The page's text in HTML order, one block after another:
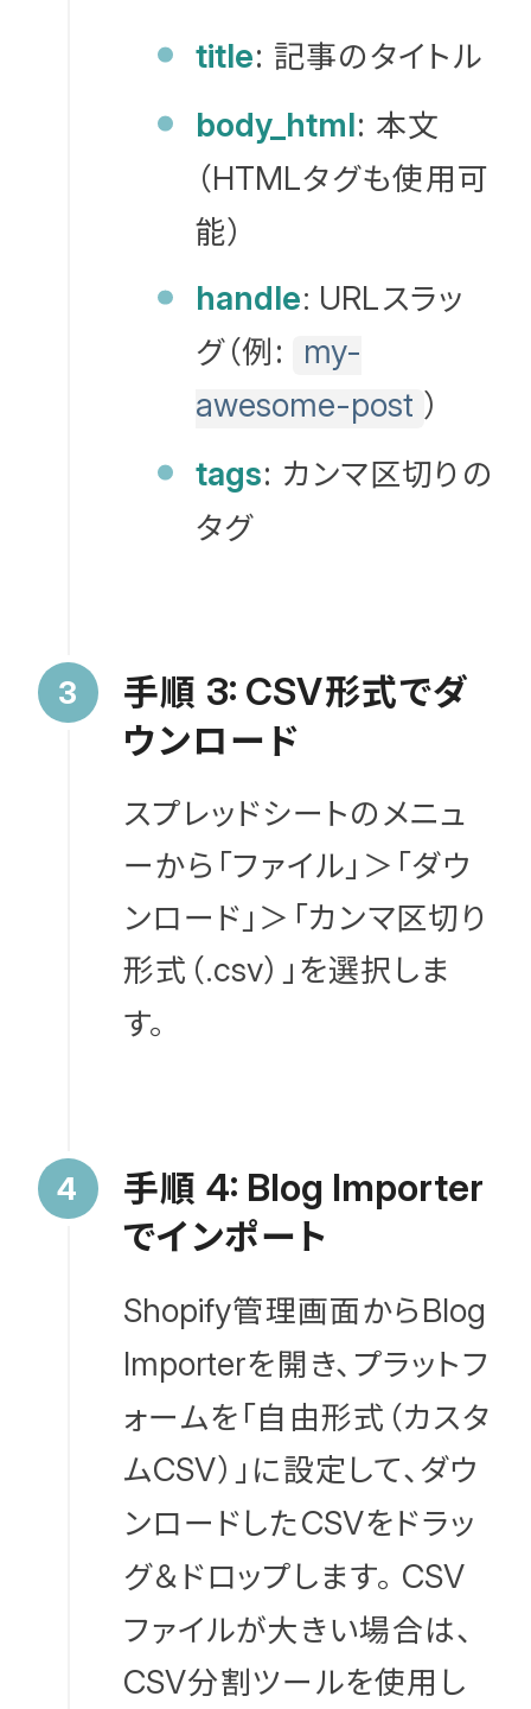
title: 記事のタイトル
body_html: 本文
（HTMLタグも使用可
能）
handle: URLスラッ
グ（例:
my-
awesome-post ）
tags: カンマ区切りの
タグ
手順 3: CSV形式でダ
ウンロード
スプレッドシートのメニュ
ーから「ファイル」＞「ダウ
ンロード」＞「カンマ区切り
形式（.csv）」を選択しま
す。
手順 4: Blog Importer
でインポート
Shopify管理画面からBlog
Importerを開き、プラットフ
ォームを「自由形式（カスタ
ムCSV）」に設定して、ダウ
ンロードしたCSVをドラッ
グ＆ドロップします。 CSV
ファイルが大きい場合は、
CSV分割ツールを使用し